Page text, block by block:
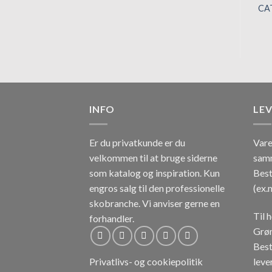
INFO
Er du privatkunde er du
velkommen til at bruge siderne
som katalog og inspiration. Kun
engros salg til den professionelle
skobranche.Vi anviser gerne en
forhandler.
Privatlivs- og cookiepolitik
Til